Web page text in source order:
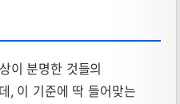
이 분명한 것들의
, 이 기준에 딱 들어맞는